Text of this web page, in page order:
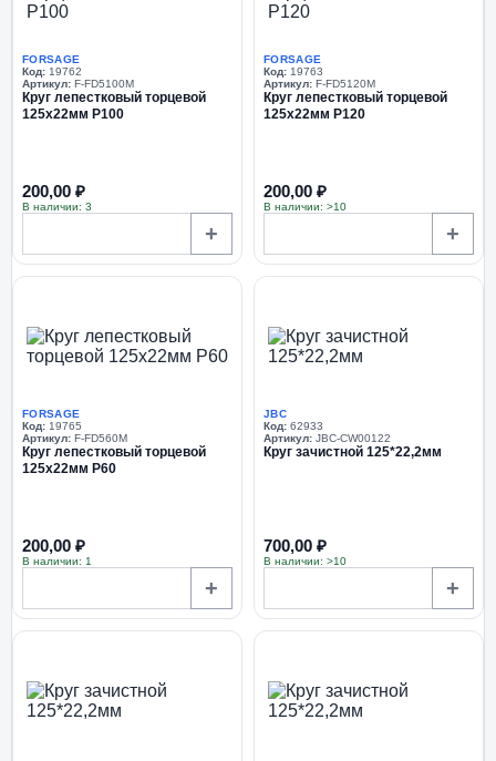
FORSAGE
Код: 19762
Артикул: F-FD5100M
Круг лепестковый торцевой
125х22мм P100
200,00 ₽
В наличии: 3
+
FORSAGE
Код: 19763
Артикул: F-FD5120M
Круг лепестковый торцевой
125х22мм P120
200,00 ₽
В наличии: >10
+
FORSAGE
Код: 19765
Артикул: F-FD560M
Круг лепестковый торцевой
125х22мм P60
200,00 ₽
В наличии: 1
+
JBC
Код: 62933
Артикул: JBC-CW00122
Круг зачистной 125*22,2мм
700,00 ₽
В наличии: >10
+